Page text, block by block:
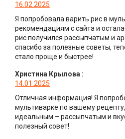
16.02.2025
Я попробовала варить рис в
рекомендациям с сайта и
рис получился рассыпчатым и
спасибо за полезные советы,
стало проще и быстрее!
Христина Крылова :
14.01.2025
Отличная информация! Я
мультиварке по вашему
идеальным – рассыпчатым и
полезный совет!